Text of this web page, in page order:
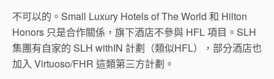
不可以的。Small Luxury Hotels of The World 和 Hilton
Honors 只是合作關係，旗下酒店不參與 HFL 項目。SLH
集團有自家的 SLH withIN 計劃（類似HFL），部分酒店也
加入 Virtuoso/FHR 這類第三方計劃。